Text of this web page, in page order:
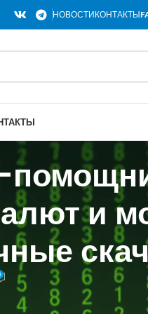
НОВОСТИКОНТАКТЫ
и
для улучшения
рекомендации в